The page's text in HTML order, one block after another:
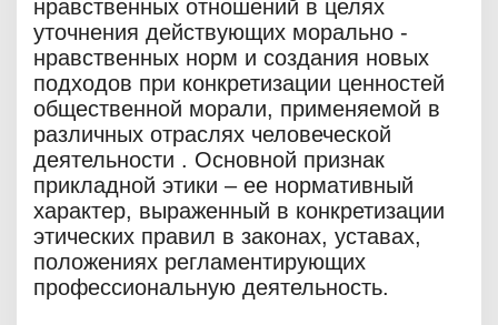
нравственных отношений в целях
уточнения действующих морально -
нравственных норм и создания новых
подходов при конкретизации ценностей
общественной морали, применяемой в
различных отраслях человеческой
деятельности . Основной признак
прикладной этики – ее нормативный
характер, выраженный в конкретизации
этических правил в законах, уставах,
положениях регламентирующих
профессиональную деятельность.